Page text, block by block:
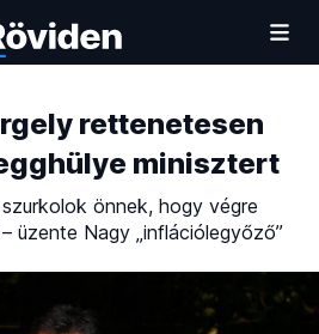
rettenetesen
minisztert
önnek, hogy végre
üzente Nagy „inflációlegyőző”